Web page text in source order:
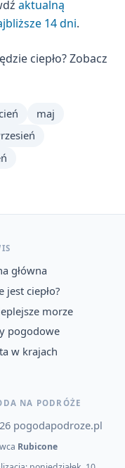
aktualną
14 dni.
ciepło? Zobacz
maj
główna
jest ciepło?
morze
pogodowe
w krajach
NA PODRÓŻE
pogodapodroze.pl
Rubicone